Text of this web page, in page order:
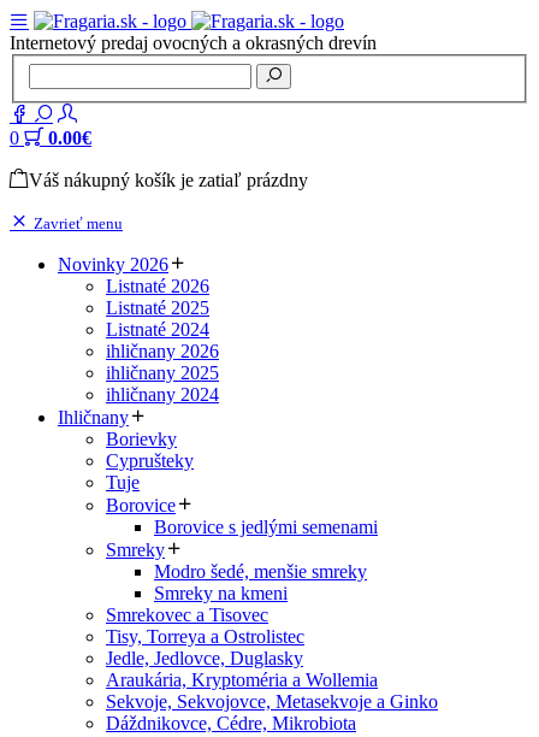
Internetový predaj ovocných a okrasných drevín
0 0.00€
Váš nákupný košík je zatiaľ prázdny
Zavrieť menu
Novinky 2026
Listnaté 2026
Listnaté 2025
Listnaté 2024
ihličnany 2026
ihličnany 2025
ihličnany 2024
Ihličnany
Borievky
Cyprušteky
Tuje
Borovice
Borovice s jedlými semenami
Smreky
Modro šedé, menšie smreky
Smreky na kmeni
Smrekovec a Tisovec
Tisy, Torreya a Ostrolistec
Jedle, Jedlovce, Duglasky
Araukária, Kryptoméria a Wollemia
Sekvoje, Sekvojovce, Metasekvoje a Ginko
Dáždnikovce, Cédre, Mikrobiota